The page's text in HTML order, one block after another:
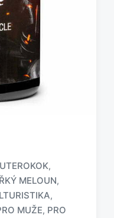
,
MELOUN,
,
MUŽE, PRO